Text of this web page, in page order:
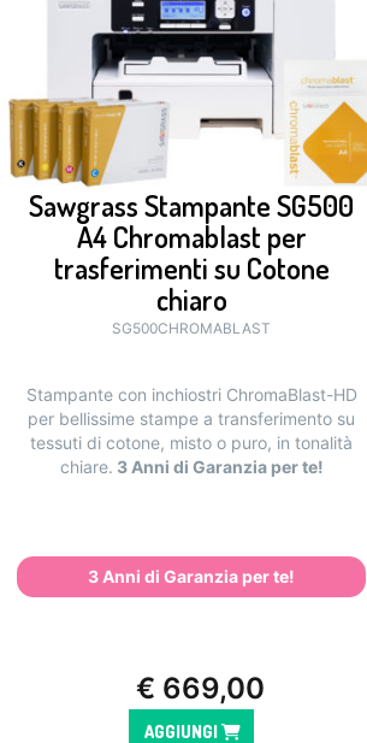
Sawgrass Stampante SG500
A4 Chromablast per
trasferimenti su Cotone
chiaro
SG500CHROMABLAST
Stampante con inchiostri ChromaBlast-HD
per bellissime stampe a transferimento su
tessuti di cotone, misto o puro, in tonalità
chiare. 3 Anni di Garanzia per te!
3 Anni di Garanzia per te!
€ 669,00
AGGIUNGI